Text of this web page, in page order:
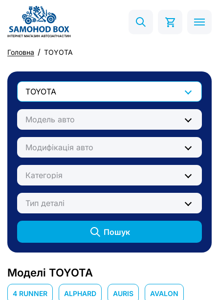
ІНТЕРНЕТ МАГАЗИН АВТОЗАПЧАСТИН
Головна TOYOTA
TOYOTA
Модель авто
Модифікація авто
Категорія
Тип деталі
Пошук
Моделі TOYOTA
4 RUNNER ALPHARD AURIS AVALON